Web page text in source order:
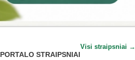
PORTALO STRAIPSNIAI
Visi straipsniai →